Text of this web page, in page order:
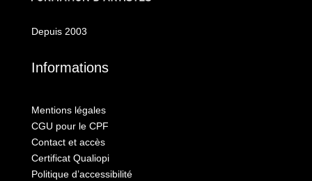
Depuis 2003
Informations
Mentions légales
CGU pour le CPF
Contact et accès
Certificat Qualiopi
Politique d’accessibilité